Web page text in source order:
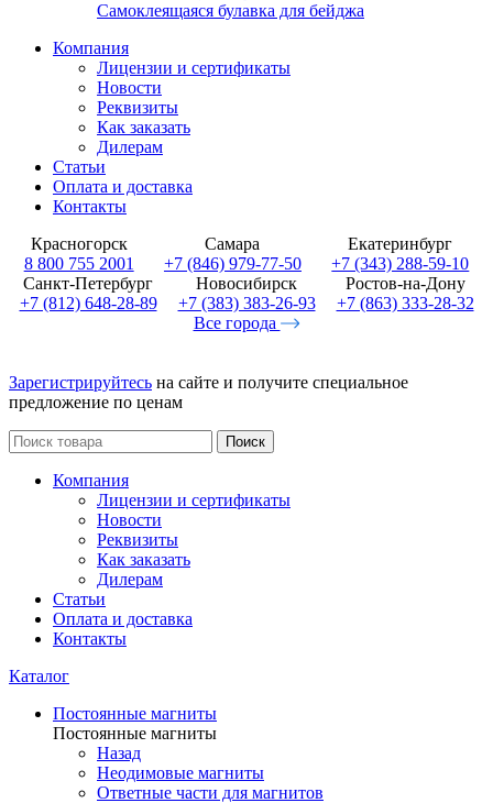
Самоклеящаяся булавка для бейджа
Компания
Лицензии и сертификаты
Новости
Реквизиты
Как заказать
Дилерам
Статьи
Оплата и доставка
Контакты
Красногорск
8 800 755 2001
Самара
+7 (846) 979-77-50
Екатеринбург
+7 (343) 288-59-10
Санкт-Петербург
+7 (812) 648-28-89
Новосибирск
+7 (383) 383-26-93
Ростов-на-Дону
+7 (863) 333-28-32
Все города
Зарегистрируйтесь на сайте и получите специальное
предложение по ценам
Поиск
Компания
Лицензии и сертификаты
Новости
Реквизиты
Как заказать
Дилерам
Статьи
Оплата и доставка
Контакты
Каталог
Постоянные магниты
Постоянные магниты
Назад
Неодимовые магниты
Ответные части для магнитов